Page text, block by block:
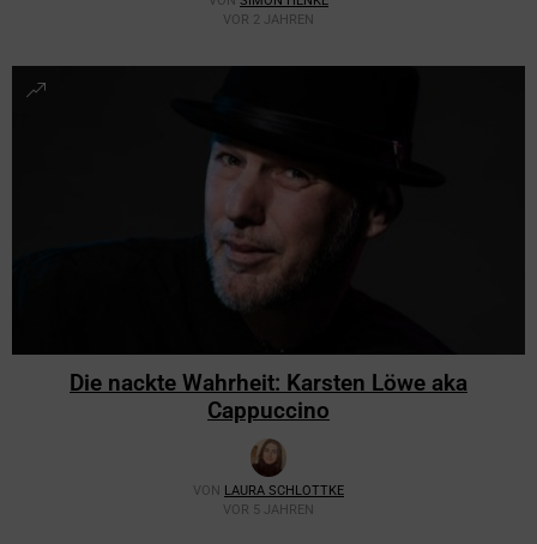
VOR 2 JAHREN
Die nackte Wahrheit: Karsten Löwe aka
Cappuccino
VON LAURA SCHLOTTKE
VOR 5 JAHREN